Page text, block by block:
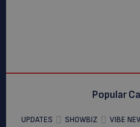
Popular
UPDATES SHOWBIZ VIBE